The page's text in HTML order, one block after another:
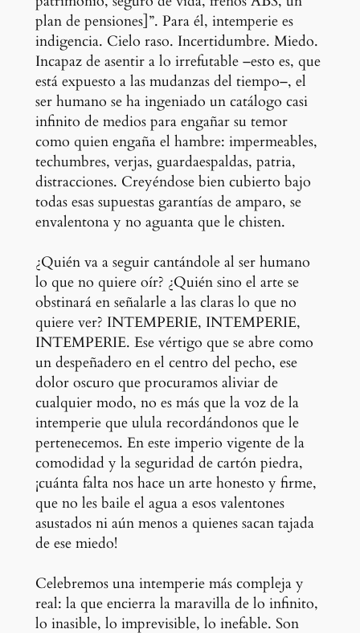
plan de pensiones]”. Para él, intemperie es
indigencia. Cielo raso. Incertidumbre. Miedo.
Incapaz de asentir a lo irrefutable –esto es, que
está expuesto a las mudanzas del tiempo–, el
ser humano se ha ingeniado un catálogo casi
infinito de medios para engañar su temor
como quien engaña el hambre: impermeables,
techumbres, verjas, guardaespaldas, patria,
distracciones. Creyéndose bien cubierto bajo
todas esas supuestas garantías de amparo, se
envalentona y no aguanta que le chisten.
¿Quién va a seguir cantándole al ser humano
lo que no quiere oír? ¿Quién sino el arte se
obstinará en señalarle a las claras lo que no
quiere ver? INTEMPERIE, INTEMPERIE,
INTEMPERIE. Ese vértigo que se abre como
un despeñadero en el centro del pecho, ese
dolor oscuro que procuramos aliviar de
cualquier modo, no es más que la voz de la
intemperie que ulula recordándonos que le
pertenecemos. En este imperio vigente de la
comodidad y la seguridad de cartón piedra,
¡cuánta falta nos hace un arte honesto y firme,
que no les baile el agua a esos valentones
asustados ni aún menos a quienes sacan tajada
de ese miedo!
Celebremos una intemperie más compleja y
real: la que encierra la maravilla de lo infinito,
lo inasible, lo imprevisible, lo inefable. Son